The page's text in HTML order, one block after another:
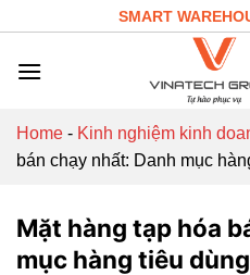
content
SMART
Home - Kinh nghiệm kinh
bán chạy nhất: Danh mục
Mặt hàng tạp hóa
mục hàng tiêu dùng